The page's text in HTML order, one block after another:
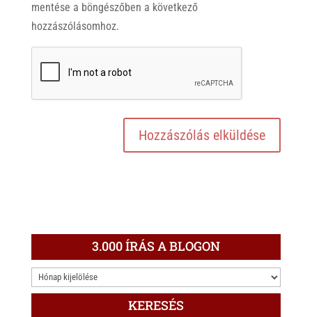
mentése a böngészőben a következő
hozzászólásomhoz.
3.000 ÍRÁS A BLOGON
3.000
ÍRÁS
KERESÉS